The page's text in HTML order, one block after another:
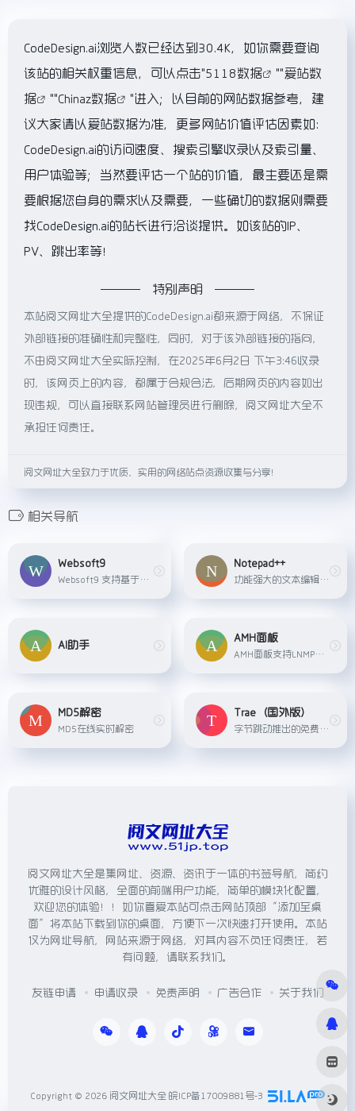
CodeDesign.ai浏览人数已经达到30.4K，如你需要查询
该站的相关权重信息，可以点击"5118数据 ""爱站数
据
""Chinaz数据
"进入；以目前的网站数据参考，建
议大家请以爱站数据为准，更多网站价值评估因素如：
CodeDesign.ai的访问速度、搜索引擎收录以及索引量、
用户体验等；当然要评估一个站的价值，最主要还是需
要根据您自身的需求以及需要，一些确切的数据则需要
找CodeDesign.ai的站长进行洽谈提供。如该站的IP、
PV、跳出率等！
特别声明
本站阅文网址大全提供的CodeDesign.ai都来源于网络，不保证
外部链接的准确性和完整性，同时，对于该外部链接的指向，
不由阅文网址大全实际控制，在2025年6月2日 下午3:46收录
时，该网页上的内容，都属于合规合法，后期网页的内容如出
现违规，可以直接联系网站管理员进行删除，阅文网址大全不
承担任何责任。
阅文网址大全致力于优质、实用的网络站点资源收集与分享！
相关导航
Websoft9
Websoft9 支持基于Git的版本控制系统及自动化部署流程，这一特性显著增强了应用程序的可靠性及后期维护的便捷性。 在系统监控方面，Websoft9 提供了详尽且全面的服务器状态监控功能，覆盖关键性能指标如中央处理器（CPU）使用率、内存占用情况、磁盘输入输出（IO）操作效率等，确保整个系统能够在预设的参数范围内稳定运行，有效预防潜在的性能瓶颈或故障。
Notepad++
功能强大的文本编辑器，支持正则表达式和插件扩展。如果您需要替代软件，可以考虑Notepad--或Notepad3。
AI助手
AMH面板
AMH面板支持LNMP（Linux + Nginx + MySQL + PHP）、LAMP（Linux + Apache + MySQL + PHP）等多种主流应用环境的快速部署，通过一键安装与配置功能，极大地简化了应用环境的搭建流程。在服务器监控方面，AMH面板提供了全面的实时性能监控服务，覆盖CPU使用率、内存占用、磁盘输入输出（IO）等关键系统指标，并支持用户自定义监控项与报警规则，确保服务器资源得到精细管理与及时响应。
MD5解密
MD5在线实时解密
Trae（国外版）
字节跳动推出的免费AI编程工具，集成了 Claude 3.5 和 GPT-4o 等主流 AI 模型，完全免费使用。Trae 的主要功能包括 Builder 模式和 Chat 模式，其中 Builder 模式可帮助开发者从零...
阅文网址大全是集网址、资源、资讯于一体的书签导航，简约
优雅的设计风格，全面的前端用户功能，简单的模块化配置，
欢迎您的体验！！如你喜爱本站可点击网站顶部“添加至桌
面”将本站下载到你的桌面，方便下一次快速打开使用。本站
仅为网址导航，网站来源于网络，对其内容不负任何责任，若
有问题，请联系我们。
友链申请 申请收录 免责声明 广告合作 关于我们
Copyright © 2026 阅文网址大全 皖ICP备17009881号-3